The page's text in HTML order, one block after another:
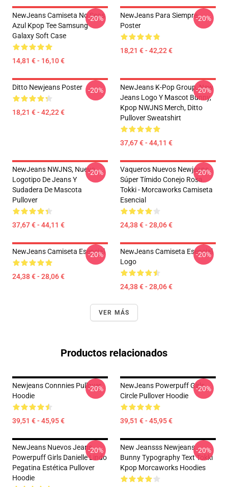
NewJeans Camiseta No Seas
Azul Kpop Tee Samsung
Galaxy Soft Case
14,81 € - 16,10 €
-20%
NewJeans Para Siempre
Poster
18,21 € - 42,22 €
-20%
Ditto Newjeans Poster
18,21 € - 42,22 €
-20%
NewJeans K-Pop Group, New
Jeans Logo Y Mascot Bunny,
Kpop NWJNS Merch, Ditto
Pullover Sweatshirt
37,67 € - 44,11 €
-20%
NewJeans NWJNS, Nuevo
Logotipo De Jeans Y
Sudadera De Mascota
Pullover
37,67 € - 44,11 €
-20%
Vaqueros Nuevos Newjeans
Súper Tímido Conejo Rosa
Tokki - Morcaworks Camiseta
Esencial
24,38 € - 28,06 €
-20%
NewJeans Camiseta Esencial
24,38 € - 28,06 €
-20%
NewJeans Camiseta Esencial
Logo
24,38 € - 28,06 €
-20%
VER MÁS
Productos relacionados
Newjeans Connnies Pullover
Hoodie
39,51 € - 45,95 €
-20%
NewJeans Powerpuff Girls
Circle Pullover Hoodie
39,51 € - 45,95 €
-20%
NewJeans Nuevos Jeans
Powerpuff Girls Danielle Lindo
Pegatina Estética Pullover
Hoodie
-20%
New Jeansss Newjeans
Bunny Typography Text Tokki
Kpop Morcaworks Hoodies
-20%